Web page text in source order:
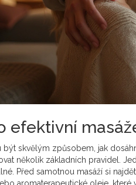
efektivní
být skvělým způsobem, jak
několik základních pravidel.
Před samotnou masáží si
aromaterapeutické oleje, které